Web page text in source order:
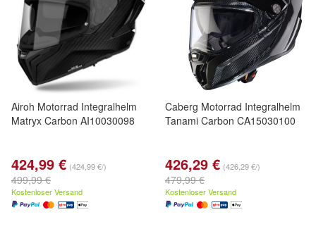
Airoh Motorrad Integralhelm
Matryx Carbon AI10030098
424,99 € (424,99 €/)
499,99 €
Kostenloser Versand
Caberg Motorrad Integralhelm
Tanami Carbon CA15030100
426,29 € (426,29 €/)
479,99 €
Kostenloser Versand